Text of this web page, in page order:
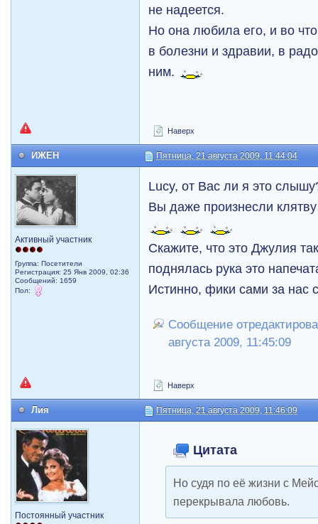
не надеется.
Но она любила его, и во
в болезни и здравии, в
ним.
Наверх
ИЖЕН Пятница, 21 августа 2009, 11:44:04
Активный участник
Группа: Посетители
Регистрация: 25 Янв 2009, 02:36
Сообщений: 1659
Пол:
Lucy, от Вас ли я это
Вы даже произнесли
Скажите, что это Джулия
поднялась рука это
Истинно, фики сами за нас
Сообщение
августа 2009, 11:45:09
Наверх
Лия Пятница, 21 августа 2009, 11:46:09
Постоянный участник
Цитата
Но судя по её жизни с
перекрывала любовь.